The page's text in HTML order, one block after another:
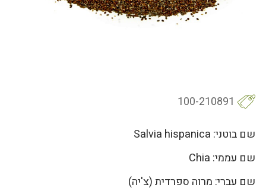
100-210891
שם בוטני: Salvia hispanica
שם עממי: Chia
שם עברי: מרוה ספרדית (צ'יה)